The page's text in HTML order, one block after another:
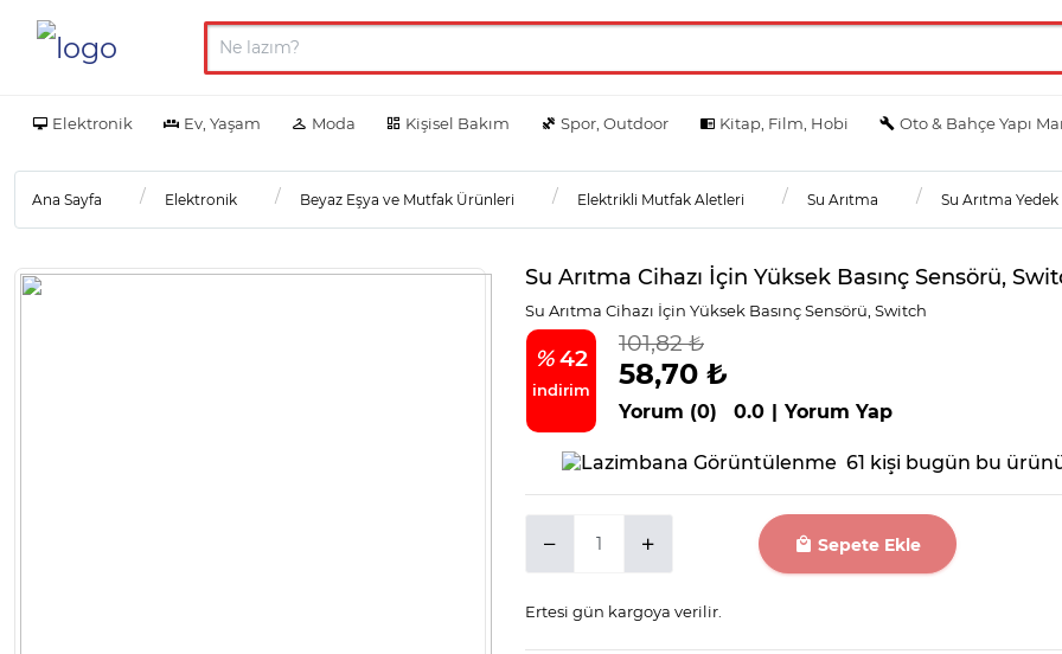
Elektronik Ev, Yaşam Moda Kişisel Bakım Spor, Outdoor Kitap, Film, Hobi Oto & Bahçe Yapı
Ana Sayfa Elektronik Beyaz Eşya ve Mutfak Ürünleri Elektrikli Mutfak Aletleri Su Arıtma Su Arıtma
Su Arıtma Cihazı İçin Yüksek Basınç Sensörü,
Su Arıtma Cihazı İçin Yüksek Basınç Sensörü, Switch
%42
indirim
101,82 ₺
58,70 ₺
Yorum (0) 0.0 | Yorum Yap
61 kişi bugün bu
Sepete Ekle
Ertesi gün kargoya verilir.